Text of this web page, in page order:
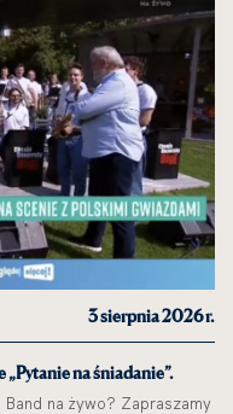
3 sierpnia 2026 r.
na śniadanie”.
na żywo? Zapraszamy